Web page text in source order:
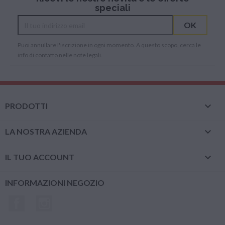
speciali
Puoi annullare l'iscrizione in ogni momento. A questo scopo, cerca le
info di contatto nelle note legali.
PRODOTTI 
LA NOSTRA AZIENDA 
IL TUO ACCOUNT 
INFORMAZIONI NEGOZIO